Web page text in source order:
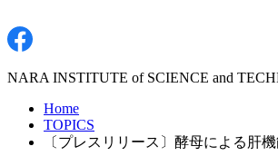
NARA INSTITUTE of SCIENCE and
Home
TOPICS
〔プレスリリース〕酵母による肝